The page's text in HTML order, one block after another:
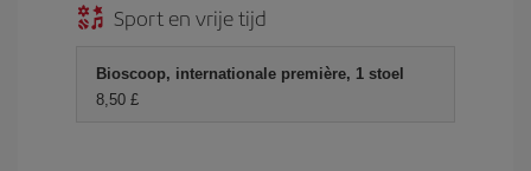
Sport en vrije tijd
Bioscoop, internationale première, 1 stoel
8,50 £